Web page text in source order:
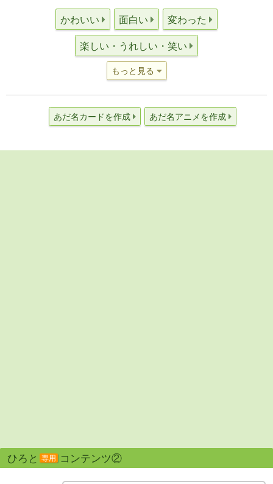
かわいい 面白い 変わった
楽しい・うれしい・笑い
もっと見る
あだ名カードを作成 あだ名アニメを作成
ひろと 専用 コンテンツ②